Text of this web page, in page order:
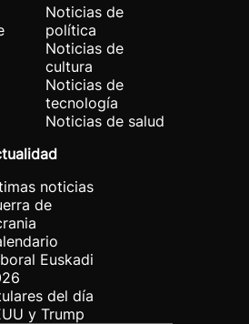
Noticias de
política
Noticias de
cultura
Noticias de
tecnología
Noticias de salud
noticias
de
Euskadi
del día
y Trump